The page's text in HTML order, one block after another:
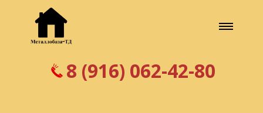
8 (916) 062-42-80